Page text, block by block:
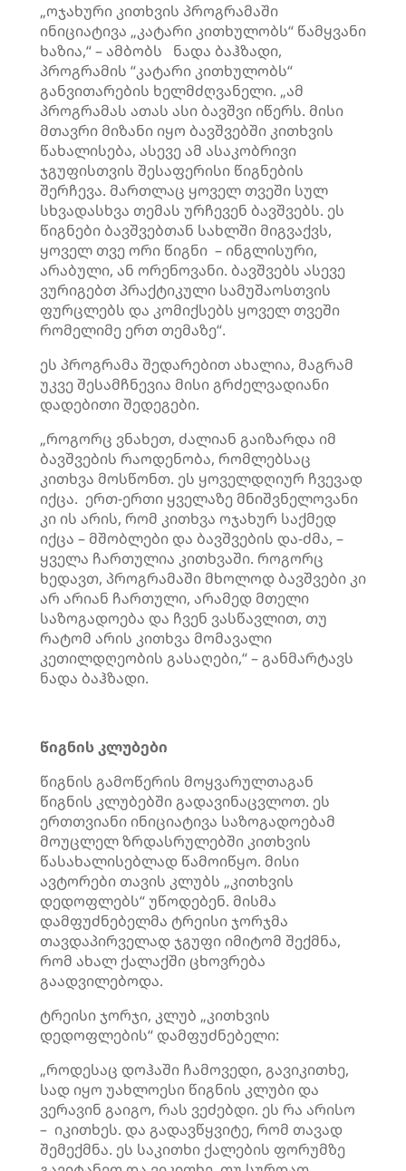
„ოჯახური კითხვის პროგრამაში
ინიციატივა „კატარი კითხულობს“ წამყვანი
ხაზია,“ – ამბობს ნადა ბაჰზადი,
პროგრამის “კატარი კითხულობს“
განვითარების ხელმძღვანელი. „ამ
პროგრამას ათას ასი ბავშვი იწერს. მისი
მთავრი მიზანი იყო ბავშვებში კითხვის
წახალისება, ასევე ამ ასაკობრივი
ჯგუფისთვის შესაფერისი წიგნების
შერჩევა. მართლაც ყოველ თვეში სულ
სხვადასხვა თემას ურჩევენ ბავშვებს. ეს
წიგნები ბავშვებთან სახლში მიგვაქვს,
ყოველ თვე ორი წიგნი – ინგლისური,
არაბული, ან ორენოვანი. ბავშვებს ასევე
ვურიგებთ პრაქტიკული სამუშაოსთვის
ფურცლებს და კომიქსებს ყოველ თვეში
რომელიმე ერთ თემაზე“.
ეს პროგრამა შედარებით ახალია, მაგრამ
უკვე შესამჩნევია მისი გრძელვადიანი
დადებითი შედეგები.
„როგორც ვნახეთ, ძალიან გაიზარდა იმ
ბავშვების რაოდენობა, რომლებსაც
კითხვა მოსწონთ. ეს ყოველდღიურ ჩვევად
იქცა. ერთ-ერთი ყველაზე მნიშვნელოვანი
კი ის არის, რომ კითხვა ოჯახურ საქმედ
იქცა – მშობლები და ბავშვების და-ძმა, –
ყველა ჩართულია კითხვაში. როგორც
ხედავთ, პროგრამაში მხოლოდ ბავშვები კი
არ არიან ჩართული, არამედ მთელი
საზოგადოება და ჩვენ ვასწავლით, თუ
რატომ არის კითხვა მომავალი
კეთილდღეობის გასაღები,“ – განმარტავს
ნადა ბაჰზადი.
წიგნის კლუბები
წიგნის გამოწერის მოყვარულთაგან
წიგნის კლუბებში გადავინაცვლოთ. ეს
ერთთვიანი ინიციატივა საზოგადოებამ
მოუცლელ ზრდასრულებში კითხვის
წასახალისებლად წამოიწყო. მისი
ავტორები თავის კლუბს „კითხვის
დედოფლებს“ უწოდებენ. მისმა
დამფუძნებელმა ტრეისი ჯორჯმა
თავდაპირველად ჯგუფი იმიტომ შექმნა,
რომ ახალ ქალაქში ცხოვრება
გაადვილებოდა.
ტრეისი ჯორჯი, კლუბ „კითხვის
დედოფლების“ დამფუძნებელი:
„როდესაც დოჰაში ჩამოვედი, გავიკითხე,
სად იყო უახლოესი წიგნის კლუბი და
ვერავინ გაიგო, რას ვეძებდი. ეს რა არისო
– იკითხეს. და გადავწყვიტე, რომ თავად
შემექმნა. ეს საკითხი ქალების ფორუმზე